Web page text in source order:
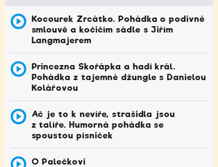
Kocourek Zrcátko. Pohádka o podivné
smlouvě a kočičím sádle s Jiřím
Langmajerem
Princezna Skořápka a hadí král.
Pohádka z tajemné džungle s Danielou
Kolářovou
Ač je to k nevíře, strašidla jsou
z talíře. Humorná pohádka se
spoustou písniček
O Palečkovi